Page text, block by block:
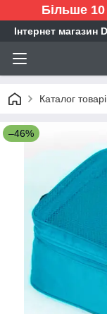
Більше 10
Інтернет магазин
Каталог
–46%